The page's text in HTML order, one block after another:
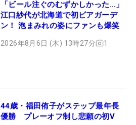
「ビール注ぐのむずかしかった…」
江口紗代が北海道で初ビアガーデ
ン！ 泡まみれの姿にファンも爆笑
2026年8月6日 (木) 13時27分 1
44歳・福田侑子がステップ最年長
優勝 プレーオフ制し悲願の初V